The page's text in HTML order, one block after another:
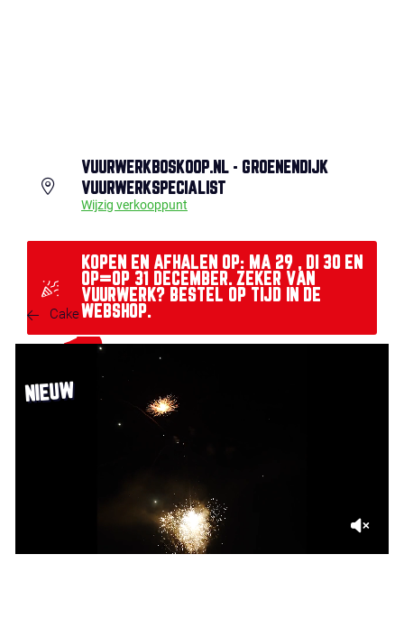
VUURWERKBOSKOOP.NL - GROENENDIJK
VUURWERKSPECIALIST
Wijzig verkooppunt
KOPEN EN AFHALEN OP: MA 29 , DI 30 EN
OP=OP 31 DECEMBER. ZEKER VAN
VUURWERK? BESTEL OP TIJD IN DE
WEBSHOP.
Cake
NIEUW